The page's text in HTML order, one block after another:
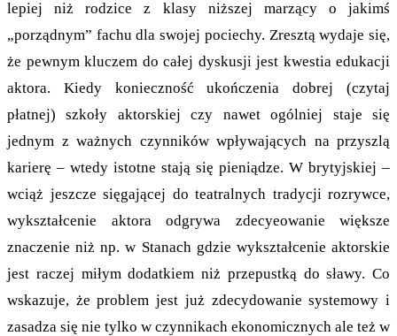
lepiej niż rodzice z klasy niższej marzący o jakimś
„porządnym” fachu dla swojej pociechy. Zresztą wydaje się,
że pewnym kluczem do całej dyskusji jest kwestia edukacji
aktora. Kiedy konieczność ukończenia dobrej (czytaj
płatnej) szkoły aktorskiej czy nawet ogólniej staje się
jednym z ważnych czynników wpływających na przyszlą
karierę – wtedy istotne stają się pieniądze. W brytyjskiej –
wciąż jeszcze sięgającej do teatralnych tradycji rozrywce,
wykształcenie aktora odgrywa zdecyeowanie większe
znaczenie niż np. w Stanach gdzie wykształcenie aktorskie
jest raczej miłym dodatkiem niż przepustką do sławy. Co
wskazuje, że problem jest już zdecydowanie systemowy i
zasadza się nie tylko w czynnikach ekonomicznych ale też w